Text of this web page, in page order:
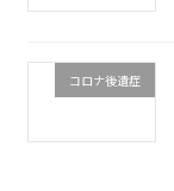
コロナ後遺症